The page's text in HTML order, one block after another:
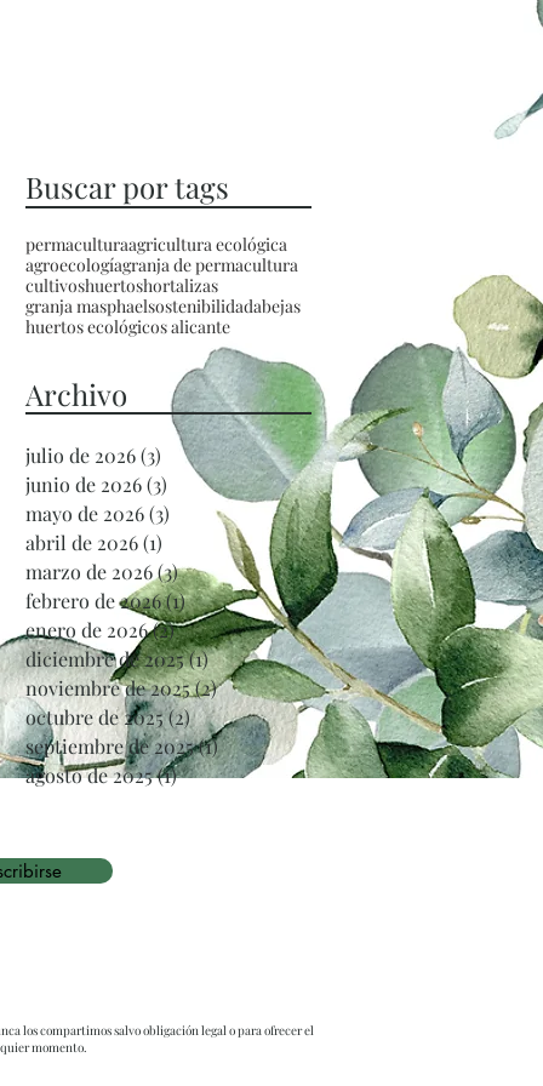
Buscar por tags
permaculturaagricultura ecológica
agroecologíagranja de permacultura
cultivoshuertoshortalizas
granja masphaelsostenibilidadabejas
huertos ecológicos alicante
Archivo
julio de 2026(3) 3 entradas
junio de 2026(3) 3 entradas
mayo de 2026(3) 3 entradas
abril de 2026(1) 1 entrada
marzo de 2026(3)3 entradas
febrero de 2026(1)1 entrada
enero de 2026(2)2 entradas
diciembre de 2025(1)1 entrada
noviembre de 2025(2)2 entradas
octubre de 2025(2)2 entradas
septiembre de 2025(1)1 entrada
agosto de 2025(1)1 entrada
los compartimos salvo obligación legal o para ofrecer el
momento.